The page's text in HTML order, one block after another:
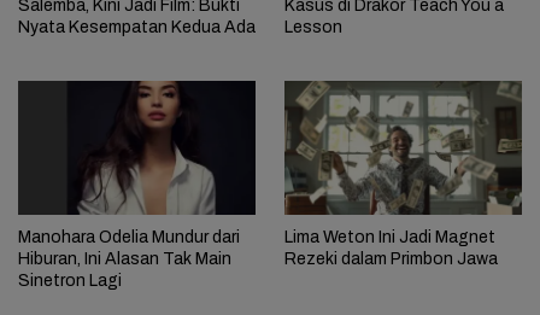
Salemba, Kini Jadi Film: Bukti
Nyata Kesempatan Kedua Ada
Kasus di Drakor Teach You a
Lesson
Manohara Odelia Mundur dari
Hiburan, Ini Alasan Tak Main
Sinetron Lagi
Lima Weton Ini Jadi Magnet
Rezeki dalam Primbon Jawa